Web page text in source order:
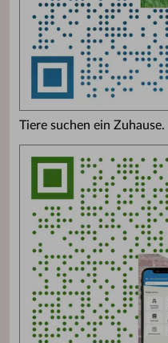
Tiere suchen ein Zuhause.